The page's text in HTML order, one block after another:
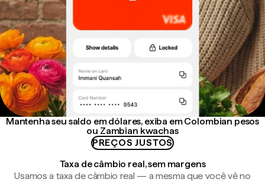
Mantenha seu saldo em dólares, exiba em Colombian pesos
ou Zambian kwachas
PREÇOS JUSTOS
Taxa de câmbio real, sem margens
Usamos a taxa de câmbio real — a mesma que você vê no